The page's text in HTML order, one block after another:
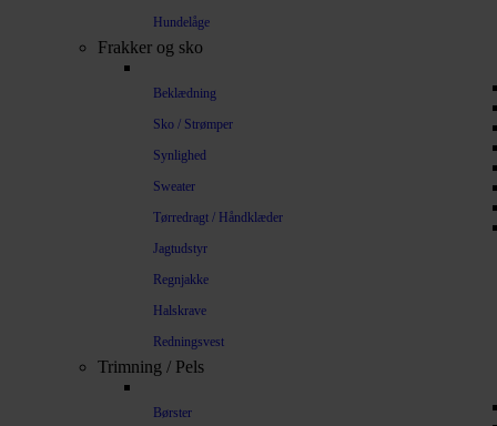
Hundelåge
Frakker og sko
Beklædning
Sko / Strømper
Synlighed
Sweater
Tørredragt / Håndklæder
Jagtudstyr
Regnjakke
Halskrave
Redningsvest
Trimning / Pels
Børster